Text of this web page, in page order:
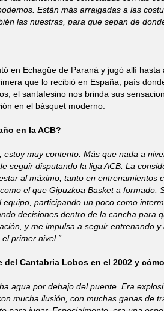
Están más arraigadas a las
las nuestras, para que sepan de
en Echagüe de Paraná y jugó allí
que lo recibió en España, país
el santafesino nos brinda sus
en el básquet moderno.
en la ACB?
estoy muy contento. Más que nada a
seguir disputando la liga ACB. La
al máximo, tanto en entrenamientos
el que Gipuzkoa Basket a formado.
participando un poco como
decisiones dentro de la cancha para
y me impulsa a seguir entrenando
primer nivel.”
del Cantabria Lobos en el 2002 y
agua por debajo del puente. Era
mucha ilusión, con muchas ganas de